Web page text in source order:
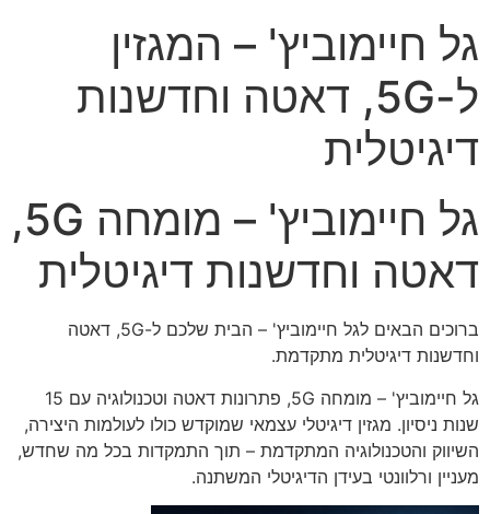
גל חיימוביץ' – המגזין
ל-5G, דאטה וחדשנות
דיגיטלית
גל חיימוביץ' – מומחה 5G,
דאטה וחדשנות דיגיטלית
ברוכים הבאים לגל חיימוביץ' – הבית שלכם ל-5G, דאטה
וחדשנות דיגיטלית מתקדמת.
גל חיימוביץ' – מומחה 5G, פתרונות דאטה וטכנולוגיה עם 15
שנות ניסיון. מגזין דיגיטלי עצמאי שמוקדש כולו לעולמות היצירה,
השיווק והטכנולוגיה המתקדמת – תוך התמקדות בכל מה שחדש,
מעניין ורלוונטי בעידן הדיגיטלי המשתנה.